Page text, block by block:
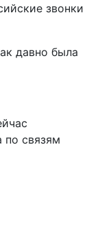
звонки
давно была
по связям